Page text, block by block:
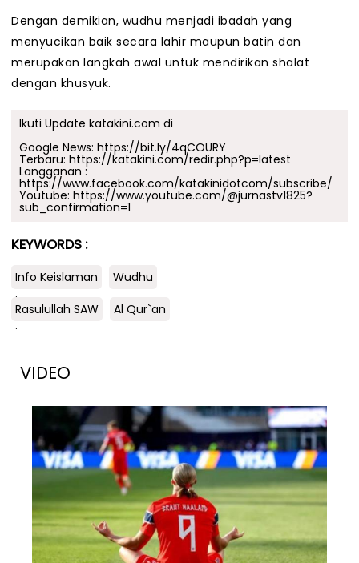
Dengan demikian, wudhu menjadi ibadah yang
menyucikan baik secara lahir maupun batin dan
merupakan langkah awal untuk mendirikan shalat
dengan khusyuk.
Ikuti Update katakini.com di
Google News: https://bit.ly/4qCOURY
Terbaru: https://katakini.com/redir.php?p=latest
Langganan :
https://www.facebook.com/katakinidotcom/subscribe/
Youtube: https://www.youtube.com/@jurnastv1825?
sub_confirmation=1
KEYWORDS :
Info Keislaman
Wudhu
.
Rasulullah SAW
Al Qur`an
.
VIDEO